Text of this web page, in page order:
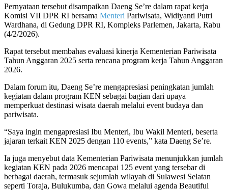
Pernyataan tersebut disampaikan Daeng Se’re dalam rapat kerja
Komisi VII DPR RI bersama Menteri Pariwisata, Widiyanti Putri
Wardhana, di Gedung DPR RI, Kompleks Parlemen, Jakarta, Rabu
(4/2/2026).
Rapat tersebut membahas evaluasi kinerja Kementerian Pariwisata
Tahun Anggaran 2025 serta rencana program kerja Tahun Anggaran
2026.
Dalam forum itu, Daeng Se’re mengapresiasi peningkatan jumlah
kegiatan dalam program KEN sebagai bagian dari upaya
memperkuat destinasi wisata daerah melalui event budaya dan
pariwisata.
“Saya ingin mengapresiasi Ibu Menteri, Ibu Wakil Menteri, beserta
jajaran terkait KEN 2025 dengan 110 events,” kata Daeng Se’re.
Ia juga menyebut data Kementerian Pariwisata menunjukkan jumlah
kegiatan KEN pada 2026 mencapai 125 event yang tersebar di
berbagai daerah, termasuk sejumlah wilayah di Sulawesi Selatan
seperti Toraja, Bulukumba, dan Gowa melalui agenda Beautiful